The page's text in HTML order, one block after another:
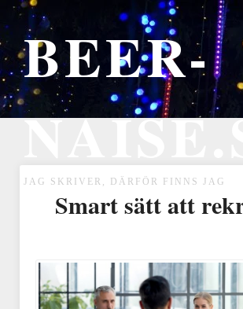
BEER-
JAG SKRIVER, DÄRFÖR FINNS JAG
Smart sätt att